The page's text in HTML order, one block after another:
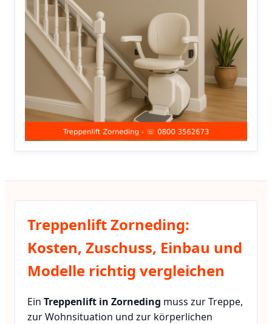
Treppenlift Zorneding:
Kosten, Zuschuss, Einbau und
Modelle richtig vergleichen
Ein Treppenlift in Zorneding muss zur Treppe,
zur Wohnsituation und zur körperlichen